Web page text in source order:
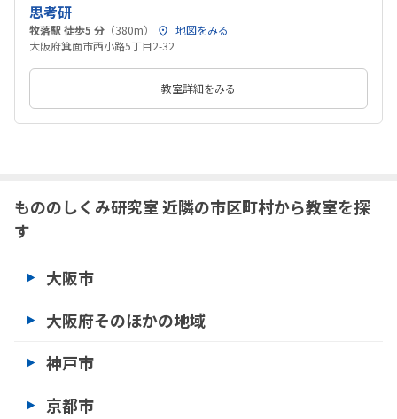
思考研
牧落駅 徒歩5 分 （380m）
地図をみる
大阪府箕面市西小路5丁目2-32
教室詳細をみる
もののしくみ研究室 近隣の市区町村から教室を探
す
大阪市
大阪府そのほかの地域
神戸市
京都市